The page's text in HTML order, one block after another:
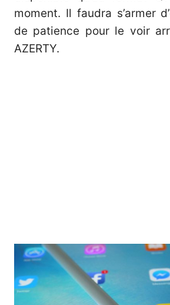
moment. Il faudra s’armer
de patience pour le voir
AZERTY.